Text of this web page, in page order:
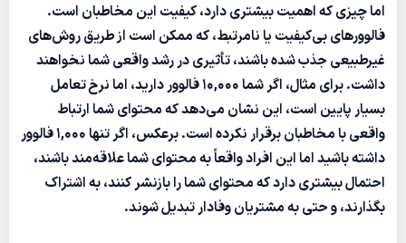
اما چیزی که اهمیت بیشتری دارد، کیفیت این مخاطبان است.
فالوورهای بی‌کیفیت یا نامرتبط، که ممکن است از طریق روش‌های
غیرطبیعی جذب شده باشند، تأثیری در رشد واقعی شما نخواهند
داشت. برای مثال، اگر شما 10,000 فالوور دارید، اما نرخ تعامل
بسیار پایین است، این نشان می‌دهد که محتوای شما ارتباط
واقعی با مخاطبان برقرار نکرده است. برعکس، اگر تنها 1,000 فالوور
داشته باشید اما این افراد واقعاً به محتوای شما علاقه‌مند باشند،
احتمال بیشتری دارد که محتوای شما را بازنشر کنند، به اشتراک
بگذارند، و حتی به مشتریان وفادار تبدیل شوند.